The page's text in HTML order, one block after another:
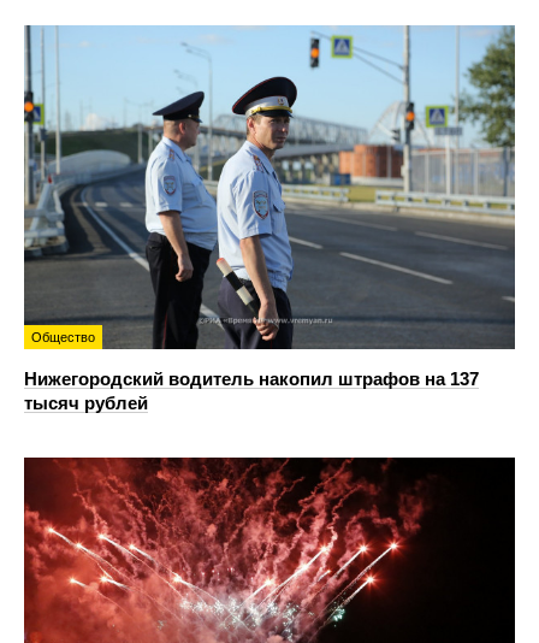
Общество
Нижегородский водитель накопил штрафов на 137
тысяч рублей